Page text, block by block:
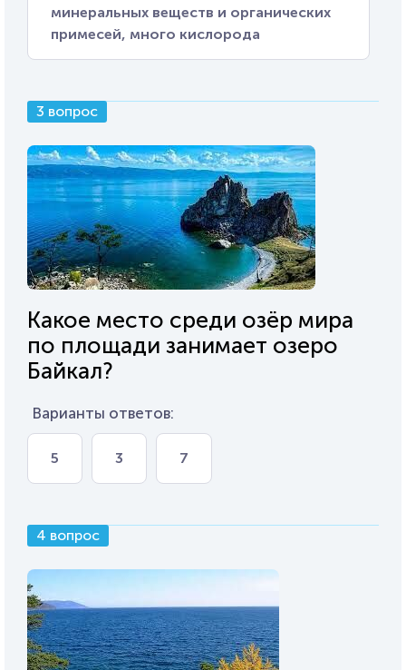
минеральных веществ и органических
примесей, много кислорода
3 вопрос
Какое место среди озёр мира
по площади занимает озеро
Байкал?
Варианты ответов:
5 3 7
4 вопрос